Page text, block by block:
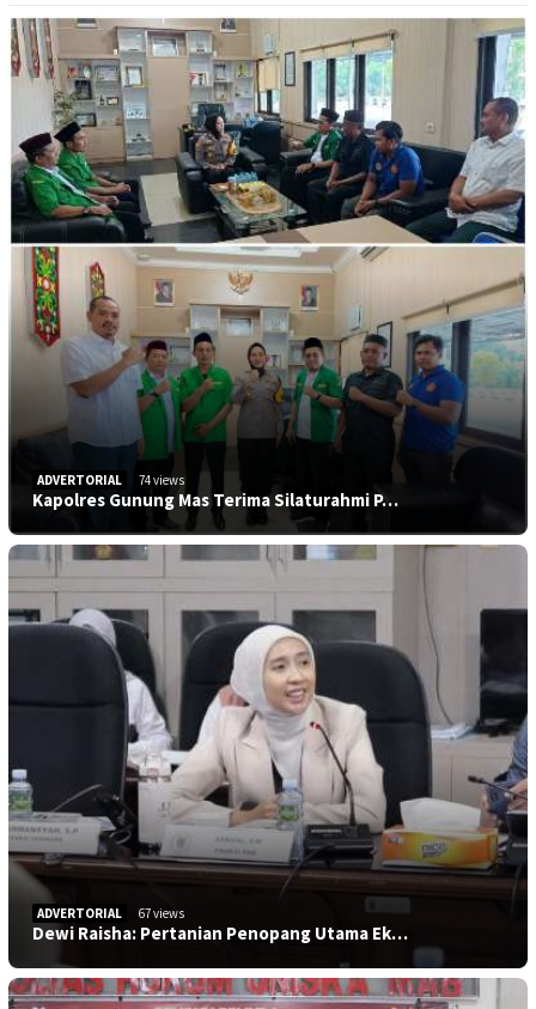
ADVERTORIAL 74 views
Kapolres Gunung Mas Terima Silaturahmi P…
ADVERTORIAL 67 views
Dewi Raisha: Pertanian Penopang Utama Ek…